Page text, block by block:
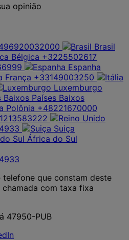
opinião
Brasil
Bélgica +3225502617
Espanha
França +33149003250
Luxemburgo
Países Baixos
Polônia +48221670000
Suiça
África do Sul
que constam deste
com taxa fixa
47950-PUB